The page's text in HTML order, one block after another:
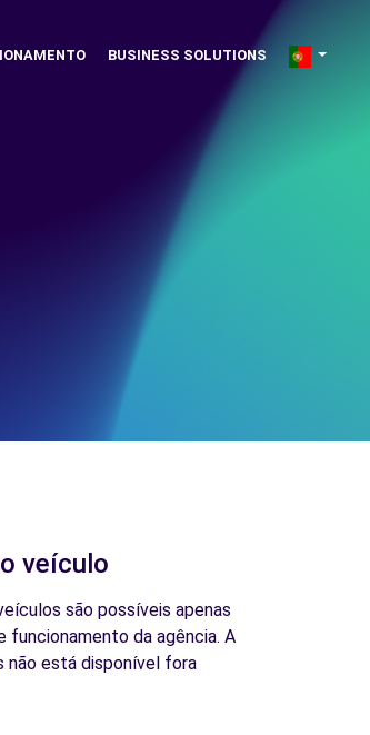
BUSINESS SOLUTIONS
veículo
são possíveis apenas
funcionamento da agência. A
não está disponível fora